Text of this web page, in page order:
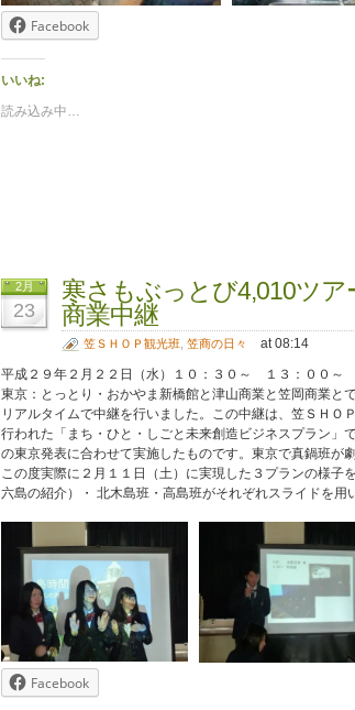
Facebook
いいね:
読み込み中…
2月
23
寒さもぶっとび4,010ツ
商業中継
at 08:14
笠ＳＨＯＰ観光班 笠商の日々
平成２９年２月２２日（水）１０：３０～ １３：００～
東京：とっとり・おかやま新橋館と津山商業と笠岡商業と
リアルタイムで中継を行いました。この中継は、笠ＳＨＯ
行われた「まち・ひと・しごと未来創造ビジネスプラン」
の東京発表に合わせて実施したものです。東京で真鍋班が
この度実際に２月１１日（土）に実現した３プランの様子
六島の紹介）・ 北木島班・高島班がそれぞれスライドを用
Facebook